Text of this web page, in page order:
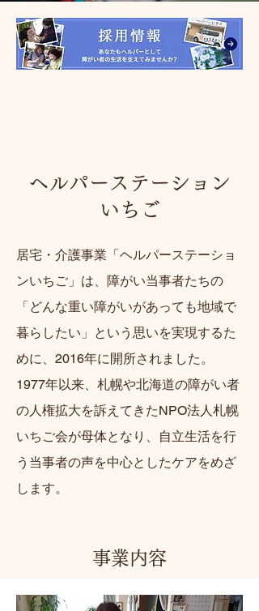
いちご
ヘルパーステーション
居宅・介護事業「ヘルパーステーショ
ンいちご」は、障がい当事者たちの
「どんな重い障がいがあっても地域で
暮らしたい」という思いを実現するた
めに、2016年に開所されました。
1977年以来、札幌や北海道の障がい者
の人権拡大を訴えてきたNPO法人札幌
いちご会が母体となり、自立生活を行
う当事者の声を中心としたケアをめざ
します。
事業内容